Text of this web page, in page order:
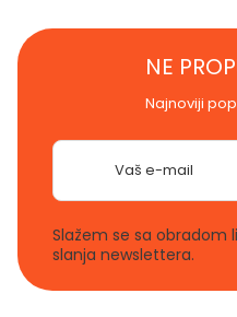
NE
Najnoviji
Slažem se sa obradom
slanja newslettera.